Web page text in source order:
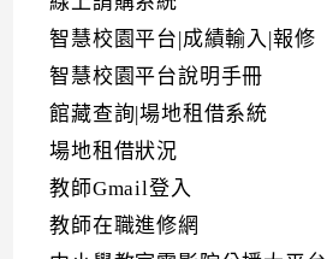
智慧校園平台|成績輸入|報修
智慧校園平台說明手冊
館藏查詢|場地租借系統
場地租借狀況
教師Gmail登入
教師在職進修網